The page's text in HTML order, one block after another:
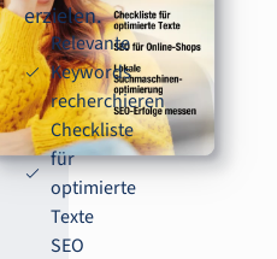
erzielen.
Relevante
Keywords
recherchieren
Checkliste
für
optimierte
Texte
SEO